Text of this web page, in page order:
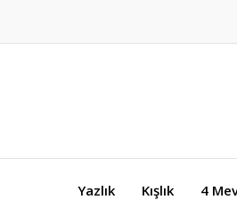
Yazlık Kışlık 4